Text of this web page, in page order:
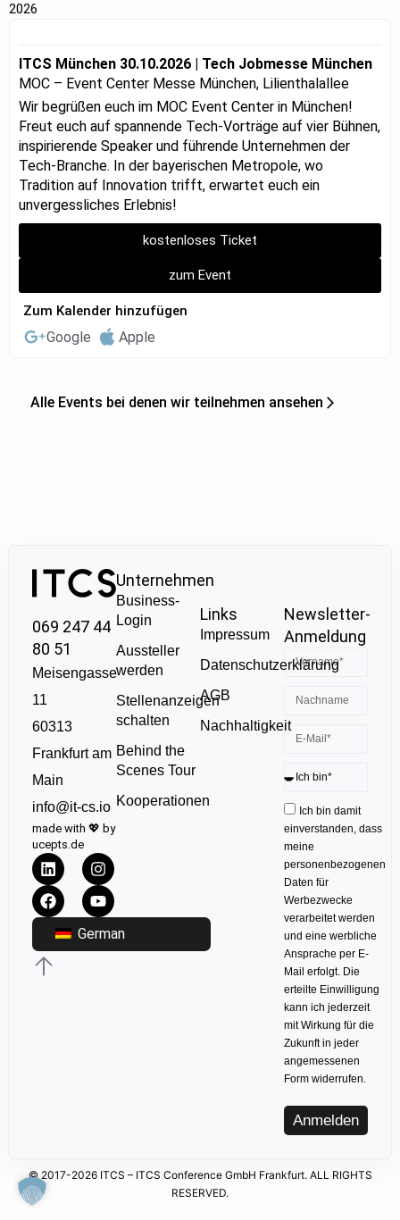
2026
ITCS München 30.10.2026 | Tech Jobmesse München
MOC – Event Center Messe München, Lilienthalallee
Wir begrüßen euch im MOC Event Center in München!
Freut euch auf spannende Tech-Vorträge auf vier Bühnen,
inspirierende Speaker und führende Unternehmen der
Tech-Branche. In der bayerischen Metropole, wo
Tradition auf Innovation trifft, erwartet euch ein
unvergessliches Erlebnis!
kostenloses Ticket
zum Event
Zum Kalender hinzufügen
Google Apple
Alle Events bei denen wir teilnehmen ansehen
069 247 44
80 51
Meisengasse
11
60313
Frankfurt am
Main
info@it-cs.io
made with 💖 by
ucepts.de
German
Unternehmen
Business-
Login
Aussteller
werden
Stellenanzeigen
schalten
Behind the
Scenes Tour
Kooperationen
Links
Impressum
Datenschutzerklärung
AGB
Nachhaltigkeit
Newsletter-
Anmeldung
Ich bin damit
einverstanden, dass
meine
personenbezogenen
Daten für
Werbezwecke
verarbeitet werden
und eine werbliche
Ansprache per E-
Mail erfolgt. Die
erteilte Einwilligung
kann ich jederzeit
mit Wirkung für die
Zukunft in jeder
angemessenen
Form widerrufen.
Anmelden
© 2017-2026 ITCS – ITCS Conference GmbH Frankfurt. ALL RIGHTS
RESERVED.